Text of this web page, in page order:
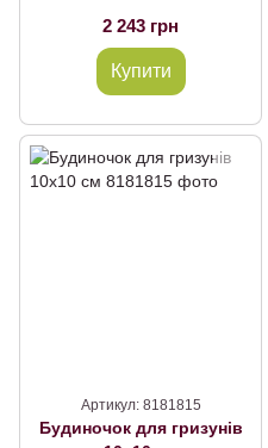
2 243 грн
Купити
Артикул: 8181815
Будиночок для гризунів